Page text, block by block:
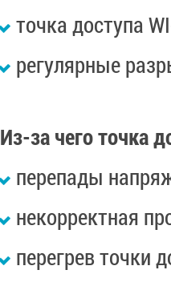
точка доступа
регулярные
Из-за чего точка
перепады
некорректная
перегрев точки